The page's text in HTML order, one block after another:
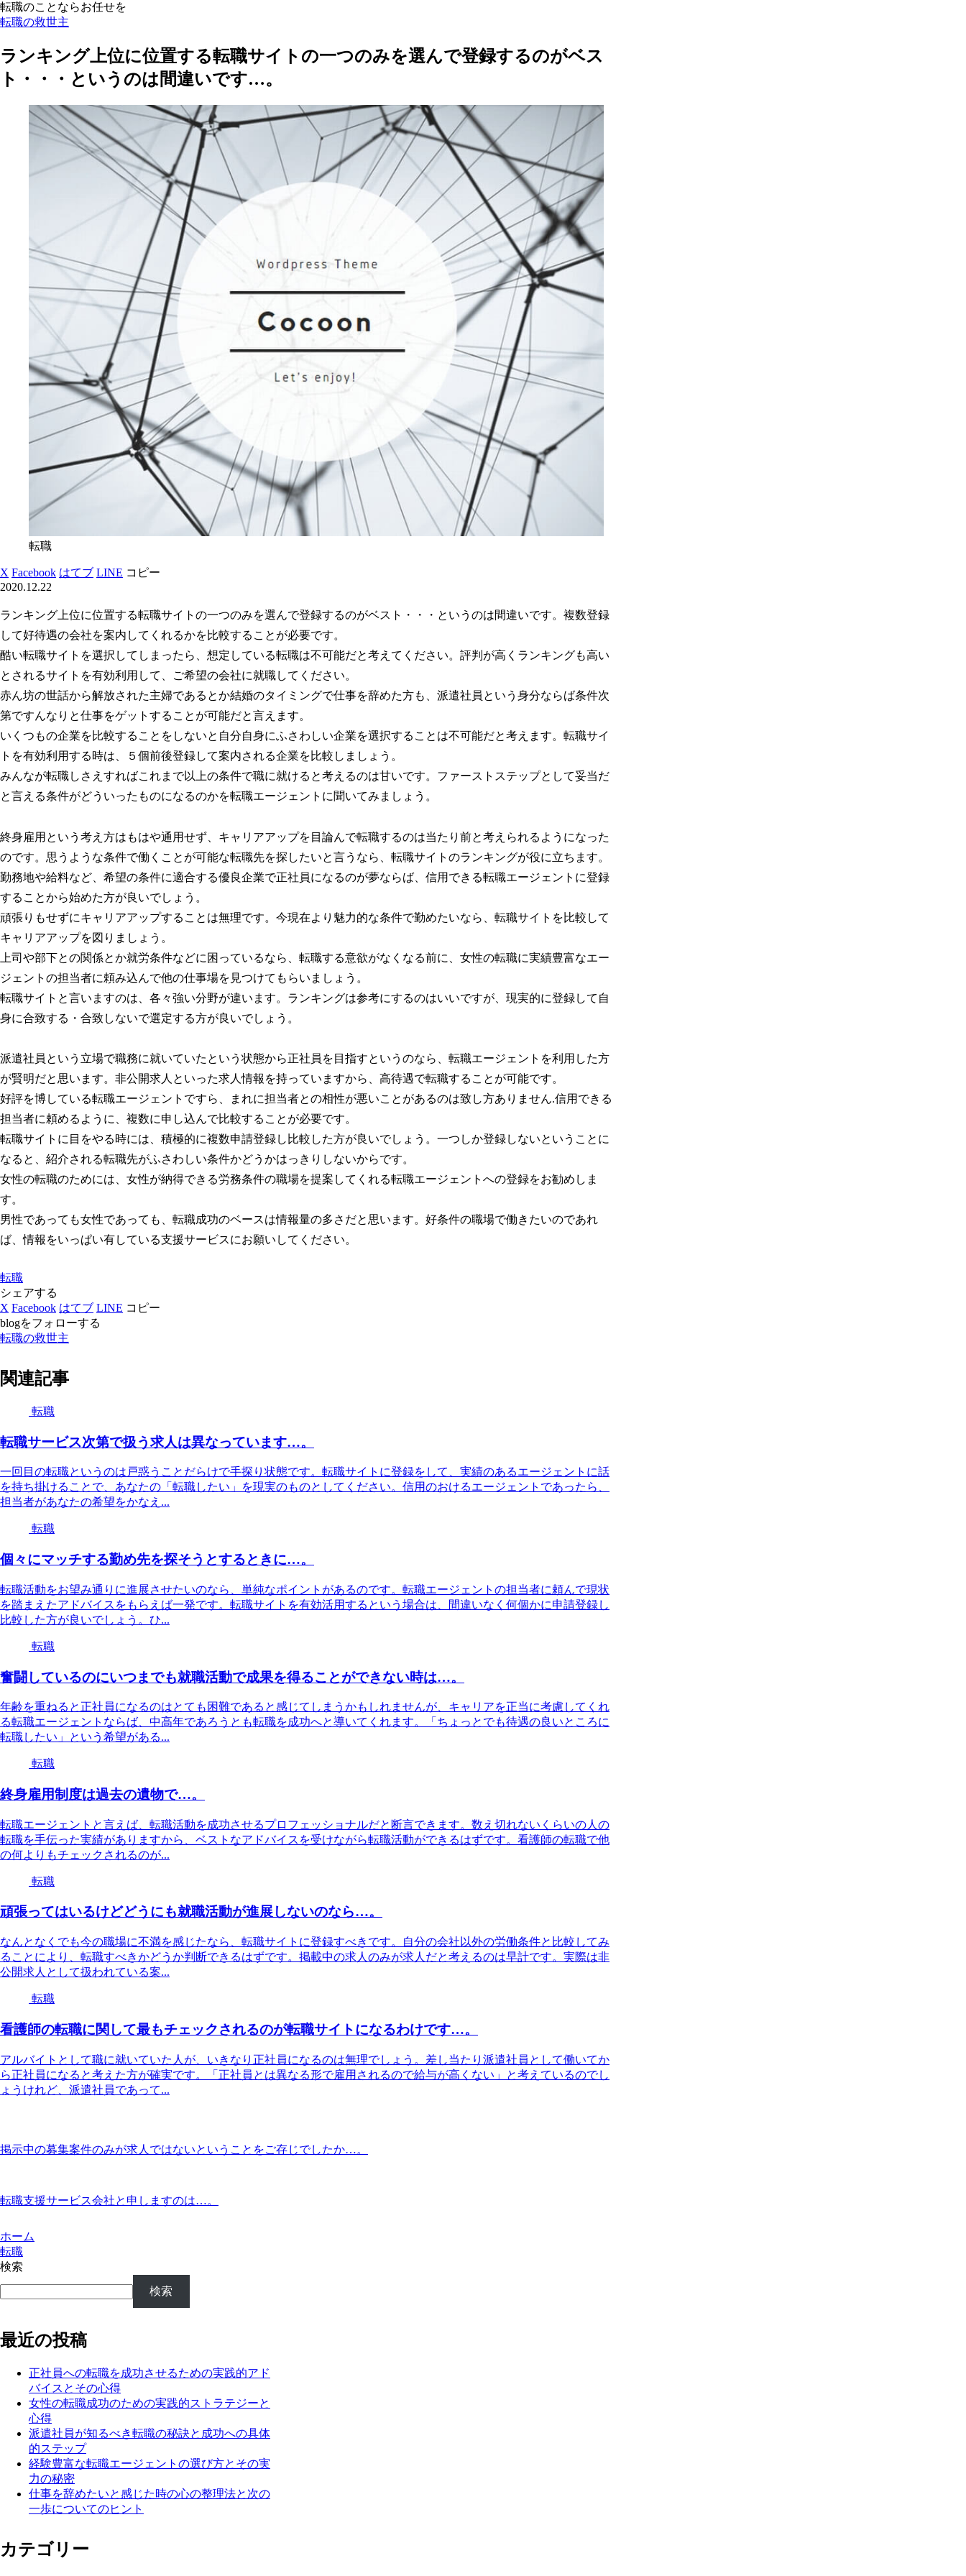
転職のことならお任せを
転職の救世主
ランキング上位に位置する転職サイトの一つのみを選んで登録するのがベス
ト・・・というのは間違いです…。
転職
X Facebook はてブ LINE コピー
2020.12.22
ランキング上位に位置する転職サイトの一つのみを選んで登録するのがベスト・・・というのは間違いです。複数登録
して好待遇の会社を案内してくれるかを比較することが必要です。
酷い転職サイトを選択してしまったら、想定している転職は不可能だと考えてください。評判が高くランキングも高い
とされるサイトを有効利用して、ご希望の会社に就職してください。
赤ん坊の世話から解放された主婦であるとか結婚のタイミングで仕事を辞めた方も、派遣社員という身分ならば条件次
第ですんなりと仕事をゲットすることが可能だと言えます。
いくつもの企業を比較することをしないと自分自身にふさわしい企業を選択することは不可能だと考えます。転職サイ
トを有効利用する時は、５個前後登録して案内される企業を比較しましょう。
みんなが転職しさえすればこれまで以上の条件で職に就けると考えるのは甘いです。ファーストステップとして妥当だ
と言える条件がどういったものになるのかを転職エージェントに聞いてみましょう。
終身雇用という考え方はもはや通用せず、キャリアアップを目論んで転職するのは当たり前と考えられるようになった
のです。思うような条件で働くことが可能な転職先を探したいと言うなら、転職サイトのランキングが役に立ちます。
勤務地や給料など、希望の条件に適合する優良企業で正社員になるのが夢ならば、信用できる転職エージェントに登録
することから始めた方が良いでしょう。
頑張りもせずにキャリアアップすることは無理です。今現在より魅力的な条件で勤めたいなら、転職サイトを比較して
キャリアアップを図りましょう。
上司や部下との関係とか就労条件などに困っているなら、転職する意欲がなくなる前に、女性の転職に実績豊富なエー
ジェントの担当者に頼み込んで他の仕事場を見つけてもらいましょう。
転職サイトと言いますのは、各々強い分野が違います。ランキングは参考にするのはいいですが、現実的に登録して自
身に合致する・合致しないで選定する方が良いでしょう。
派遣社員という立場で職務に就いていたという状態から正社員を目指すというのなら、転職エージェントを利用した方
が賢明だと思います。非公開求人といった求人情報を持っていますから、高待遇で転職することが可能です。
好評を博している転職エージェントですら、まれに担当者との相性が悪いことがあるのは致し方ありません.信用できる
担当者に頼めるように、複数に申し込んで比較することが必要です。
転職サイトに目をやる時には、積極的に複数申請登録し比較した方が良いでしょう。一つしか登録しないということに
なると、紹介される転職先がふさわしい条件かどうかはっきりしないからです。
女性の転職のためには、女性が納得できる労務条件の職場を提案してくれる転職エージェントへの登録をお勧めしま
す。
男性であっても女性であっても、転職成功のベースは情報量の多さだと思います。好条件の職場で働きたいのであれ
ば、情報をいっぱい有している支援サービスにお願いしてください。
転職
シェアする
X Facebook はてブ LINE コピー
blogをフォローする
転職の救世主
関連記事
転職
転職サービス次第で扱う求人は異なっています…。
一回目の転職というのは戸惑うことだらけで手探り状態です。転職サイトに登録をして、実績のあるエージェントに話
を持ち掛けることで、あなたの「転職したい」を現実のものとしてください。信用のおけるエージェントであったら、
担当者があなたの希望をかなえ...
転職
個々にマッチする勤め先を探そうとするときに…。
転職活動をお望み通りに進展させたいのなら、単純なポイントがあるのです。転職エージェントの担当者に頼んで現状
を踏まえたアドバイスをもらえば一発です。転職サイトを有効活用するという場合は、間違いなく何個かに申請登録し
比較した方が良いでしょう。ひ...
転職
奮闘しているのにいつまでも就職活動で成果を得ることができない時は…。
年齢を重ねると正社員になるのはとても困難であると感じてしまうかもしれませんが、キャリアを正当に考慮してくれ
る転職エージェントならば、中高年であろうとも転職を成功へと導いてくれます。「ちょっとでも待遇の良いところに
転職したい」という希望がある...
転職
終身雇用制度は過去の遺物で…。
転職エージェントと言えば、転職活動を成功させるプロフェッショナルだと断言できます。数え切れないくらいの人の
転職を手伝った実績がありますから、ベストなアドバイスを受けながら転職活動ができるはずです。看護師の転職で他
の何よりもチェックされるのが...
転職
頑張ってはいるけどどうにも就職活動が進展しないのなら…。
なんとなくでも今の職場に不満を感じたなら、転職サイトに登録すべきです。自分の会社以外の労働条件と比較してみ
ることにより、転職すべきかどうか判断できるはずです。掲載中の求人のみが求人だと考えるのは早計です。実際は非
公開求人として扱われている案...
転職
看護師の転職に関して最もチェックされるのが転職サイトになるわけです…。
アルバイトとして職に就いていた人が、いきなり正社員になるのは無理でしょう。差し当たり派遣社員として働いてか
ら正社員になると考えた方が確実です。「正社員とは異なる形で雇用されるので給与が高くない」と考えているのでし
ょうけれど、派遣社員であって...
掲示中の募集案件のみが求人ではないということをご存じでしたか…。
転職支援サービス会社と申しますのは…。
ホーム
転職
検索
検索
最近の投稿
正社員への転職を成功させるための実践的アド
バイスとその心得
女性の転職成功のための実践的ストラテジーと
心得
派遣社員が知るべき転職の秘訣と成功への具体
的ステップ
経験豊富な転職エージェントの選び方とその実
力の秘密
仕事を辞めたいと感じた時の心の整理法と次の
一歩についてのヒント
カテゴリー